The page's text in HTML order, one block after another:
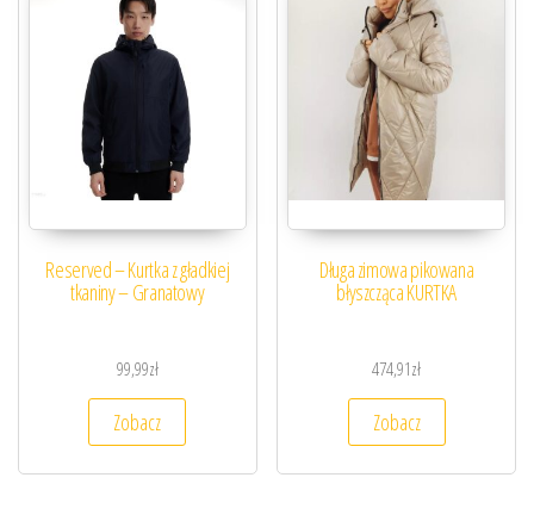
Reserved – Kurtka z gładkiej
tkaniny – Granatowy
99,99zł
Zobacz
Długa zimowa pikowana
błyszcząca KURTKA
474,91zł
Zobacz